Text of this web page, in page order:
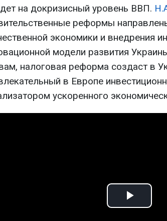
на докризисный уровень ВВП.
реформы
экономики и внедрения
модели развития
налоговая реформа создаст в
в Европе
ускоренного
Play